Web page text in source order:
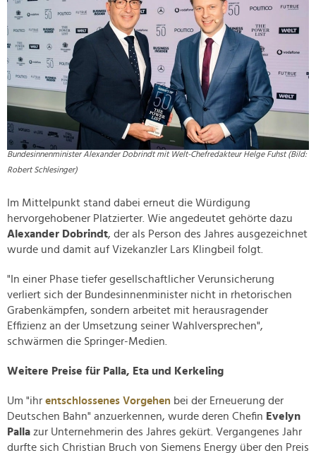
Bundesinnenminister Alexander Dobrindt mit Welt-Chefredakteur Helge Fuhst (Bild:
Robert Schlesinger)
Im Mittelpunkt stand dabei erneut die Würdigung
hervorgehobener Platzierter. Wie angedeutet gehörte dazu
Alexander Dobrindt, der als Person des Jahres ausgezeichnet
wurde und damit auf Vizekanzler Lars Klingbeil folgt.
"In einer Phase tiefer gesellschaftlicher Verunsicherung
verliert sich der Bundesinnenminister nicht in rhetorischen
Grabenkämpfen, sondern arbeitet mit herausragender
Effizienz an der Umsetzung seiner Wahlversprechen",
schwärmen die Springer-Medien.
Weitere Preise für Palla, Eta und Kerkeling
Um "ihr entschlossenes Vorgehen bei der Erneuerung der
Deutschen Bahn" anzuerkennen, wurde deren Chefin Evelyn
Palla zur Unternehmerin des Jahres gekürt. Vergangenes Jahr
durfte sich Christian Bruch von Siemens Energy über den Preis